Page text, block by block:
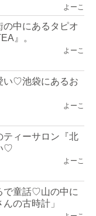
よーこ
中にあるタピオ
』。
よーこ
い♡池袋にあるお
よーこ
ティーサロン『北
♡
よーこ
で童話♡山の中に
の古時計」